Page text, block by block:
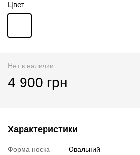
Цвет
Нет в наличии
4 900 грн
Характеристики
Форма носка
Овальний